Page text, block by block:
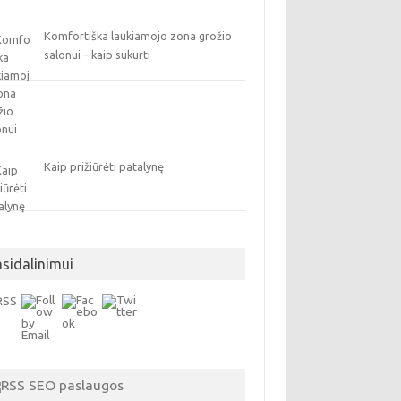
Komfortiška laukiamojo zona grožio
salonui – kaip sukurti
Kaip prižiūrėti patalynę
SEO paslaugos